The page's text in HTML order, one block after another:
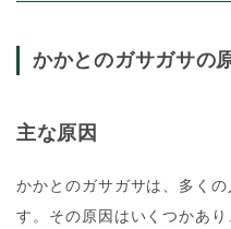
かかとのガサガサの
主な原因
かかとのガサガサは、多く
す。その原因はいくつかあ